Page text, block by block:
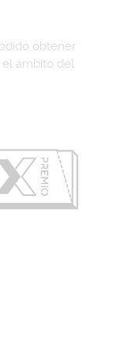
obtener
ambito del